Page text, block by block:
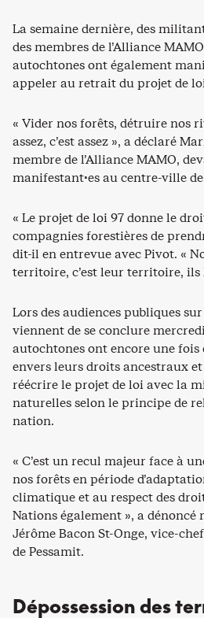
La semaine dernière, des
des membres de l’Alliance
autochtones ont également
appeler au retrait du projet de
« Vider nos forêts, détruire nos
assez, c’est assez », a déclaré
membre de l’Alliance MAMO,
manifestant·es au centre-ville
« Le projet de loi 97 donne le
compagnies forestières de
dit-il en entrevue avec Pivot. «
territoire, c’est leur territoire, ils
Lors des audiences publiques
viennent de se conclure
autochtones ont encore une fois
envers leurs droits ancestraux
réécrire le projet de loi avec la
naturelles selon le principe de
nation.
« C’est un recul majeur face à
nos forêts en période
climatique et au respect des
Nations également », a dénoncé
Jérôme Bacon St-Onge, vice-
de Pessamit.
Dépossession des